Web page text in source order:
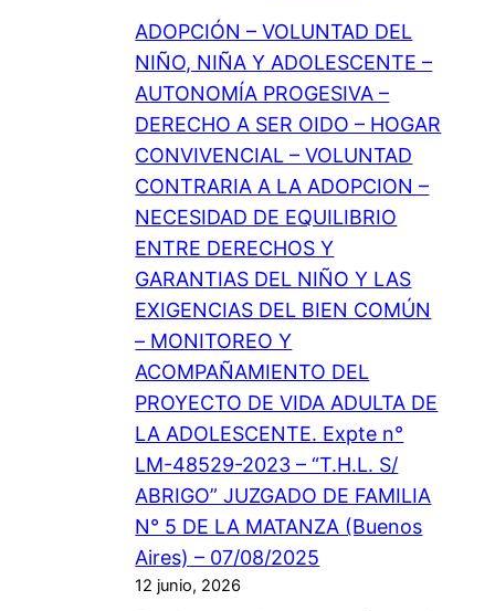
A
L
B
L
O
G
O
F
I
C
I
A
L
D
E
L
A
S
C
B
R
I
G
O
–
C
N
C
U
S
I
O
N
–
ADOPCIÓN – VOLUNTAD DEL
NIÑO, NIÑA Y ADOLESCENTE –
AUTONOMÍA PROGESIVA –
DERECHO A SER OIDO – HOGAR
CONVIVENCIAL – VOLUNTAD
CONTRARIA A LA ADOPCION –
NECESIDAD DE EQUILIBRIO
ENTRE DERECHOS Y
GARANTIAS DEL NIÑO Y LAS
EXIGENCIAS DEL BIEN COMÚN
– MONITOREO Y
ACOMPAÑAMIENTO DEL
PROYECTO DE VIDA ADULTA DE
LA ADOLESCENTE. Expte n°
LM-48529-2023 – “T.H.L. S/
ABRIGO” JUZGADO DE FAMILIA
N° 5 DE LA MATANZA (Buenos
Aires) – 07/08/2025
12 junio, 2026